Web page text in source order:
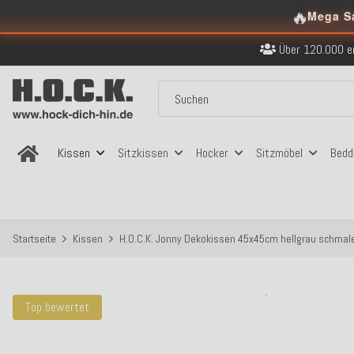
🔥Mega
Kostenloser Versand
Über 120.000
Sicher
Kostenloser Versand
Kissen Sitzkissen Hocker Sitzmöbel
Startseite Kissen H.O.C.K. Jonny Dekokissen 45x45cm hellgrau
Top bewertet